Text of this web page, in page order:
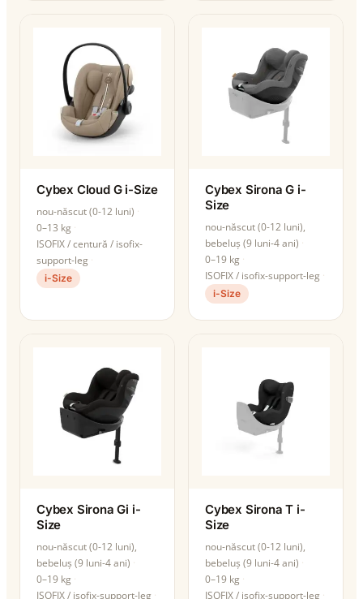
Cybex Cloud G i-Size
nou-născut (0-12 luni)
0–13 kg
ISOFIX / centură / isofix-
support-leg
i-Size
Cybex Sirona G i-
Size
nou-născut (0-12 luni),
bebeluș (9 luni-4 ani)
0–19 kg
ISOFIX / isofix-support-leg
i-Size
Cybex Sirona Gi i-
Size
nou-născut (0-12 luni),
bebeluș (9 luni-4 ani)
0–19 kg
ISOFIX / isofix-support-leg
Cybex Sirona T i-
Size
nou-născut (0-12 luni),
bebeluș (9 luni-4 ani)
0–19 kg
ISOFIX / isofix-support-leg